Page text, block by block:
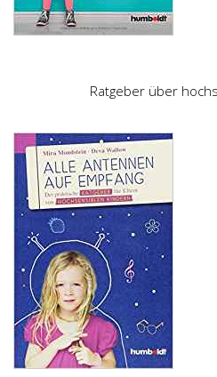
Ratgeber über